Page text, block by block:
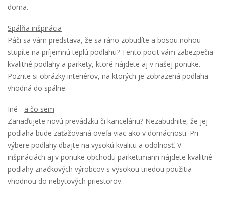
doma.
Spálňa inšpirácia
Páči sa vám predstava, že sa ráno zobudíte a bosou nohou
stupíte na príjemnú teplú podlahu? Tento pocit vám zabezpečia
kvalitné podlahy a parkety, ktoré nájdete aj v našej ponuke.
Pozrite si obrázky interiérov, na ktorých je zobrazená podlaha
vhodná do spálne.
Iné - a čo sem
Zariaďujete novú prevádzku či kanceláriu? Nezabudnite, že jej
podlaha bude zaťažovaná oveľa viac ako v domácnosti. Pri
výbere podlahy dbajte na vysokú kvalitu a odolnosť. V
inšpiráciách aj v ponuke obchodu parkettmann nájdete kvalitné
podlahy značkových výrobcov s vysokou triedou použitia
vhodnou do nebytových priestorov.